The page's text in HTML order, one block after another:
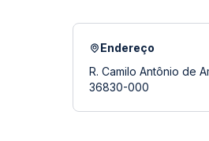
Endereço
R. Camilo Antônio de
36830-000